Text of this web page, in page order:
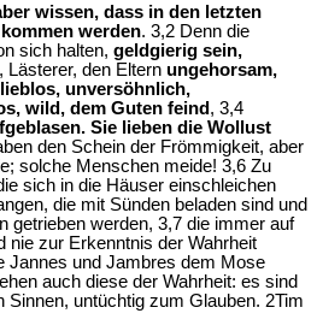
wissen, dass in den letzten
werden. 3,2 Denn die
sich halten, geldgierig sein,
, Lästerer, den Eltern ungehorsam,
lieblos, unversöhnlich,
wild, dem Guten feind , 3,4
Sie lieben die Wollust
den Schein der Frömmigkeit, aber
solche Menschen meide! 3,6 Zu
sich in die Häuser einschleichen
die mit Sünden beladen sind und
getrieben werden, 3,7 die immer auf
nie zur Erkenntnis der Wahrheit
Jannes und Jambres dem Mose
auch diese der Wahrheit: es sind
Sinnen, untüchtig zum Glauben. 2Tim